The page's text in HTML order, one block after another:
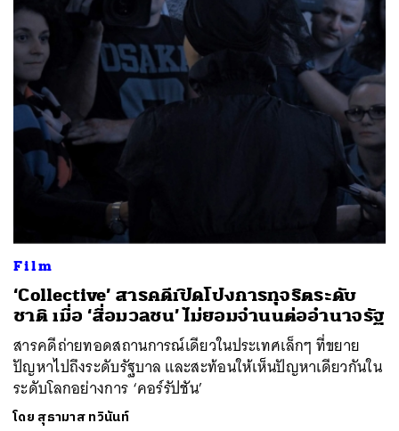
Film
‘Collective’ สารคดีเปิดโปงการทุจริตระดับ
ชาติ เมื่อ ‘สื่อมวลชน’ ไม่ยอมจำนนต่ออำนาจรัฐ
สารคดีถ่ายทอดสถานการณ์เดียวในประเทศเล็กๆ ที่ขยาย
ปัญหาไปถึงระดับรัฐบาล และสะท้อนให้เห็นปัญหาเดียวกันใน
ระดับโลกอย่างการ ‘คอร์รัปชัน’
โดย สุธามาส ทวินันท์